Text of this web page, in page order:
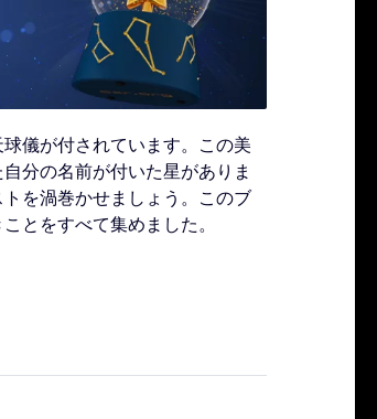
儀が付されています。この美
分の名前が付いた星がありま
を渦巻かせましょう。このブ
とをすべて集めました。